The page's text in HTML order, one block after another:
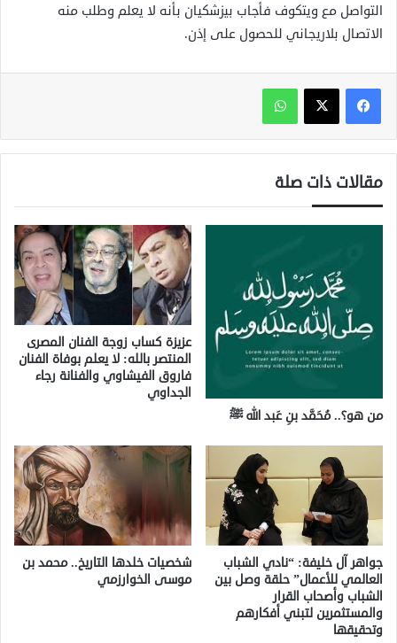
التواصل مع ويتكوف فأجاب بيزشكيان بأنه لا يعلم وطلب منه
الاتصال بلاريجاني للحصول على إذن.
واتساب
مقالات ذات صلة
من هو؟.. مُحَمَّد بنِ عَبد الله ﷺ
عزيزة كساب زوجة الفنان المصرى
المنتصر بالله: لا يعلم بوفاة الفنان
فاروق الفيشاوي والفنانة رجاء
الجداوي
جواهر آل خليفة: “نادي الشباب
العالمي للأعمال” حلقة وصل بين
الشباب وأصحاب القرار
والمستثمرين لتبني أفكارهم
وتحقيقها
شخصيات خلدها التاريخ.. محمد بن
موسى الخوارزمي